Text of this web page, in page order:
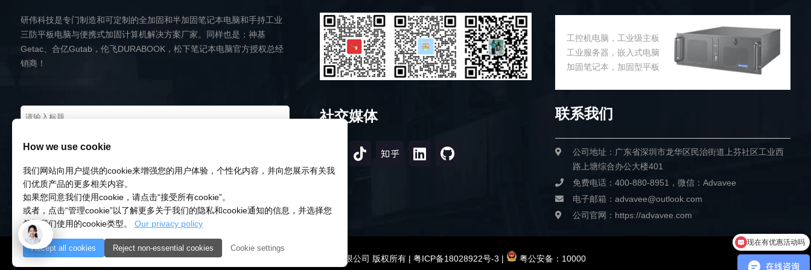
研伟科技是专门制造和可定制的全加固和半加固笔记本电脑和手持工业
三防平板电脑与便携式加固计算机解决方案厂家。同样也是：神基
Getac、合亿Gutab，伦飞DURABOOK，松下笔记本电脑官方授权总经
销商！
社交媒体
工控机电脑，工业级主板
工业服务器，嵌入式电脑
加固笔记本，加固型平板
联系我们
公司地址：广东省深圳市龙华区民治街道上芬社区工业西
路上塘综合办公大楼401
免费电话：400-880-8951，微信：Advavee
电子邮箱：advavee@outlook.com
公司官网：https://advavee.com
© 2018-2026 深圳市研伟科技有限公司 版权所有 | 粤ICP备18028922号-3 | 粤公安备：10000
How we use cookie
我们网站向用户提供的cookie来增强您的用户体验，个性化内容，并向您展示有关我
们优质产品的更多相关内容。
如果您同意我们使用cookie，请点击“接受所有cookie”。
或者，点击“管理cookie”以了解更多关于我们的隐私和cookie通知的信息，并选择您
希望我们使用的cookie类型。 Our privacy policy
Accept all cookies Reject non-essential cookies Cookie settings 有销售电话吗